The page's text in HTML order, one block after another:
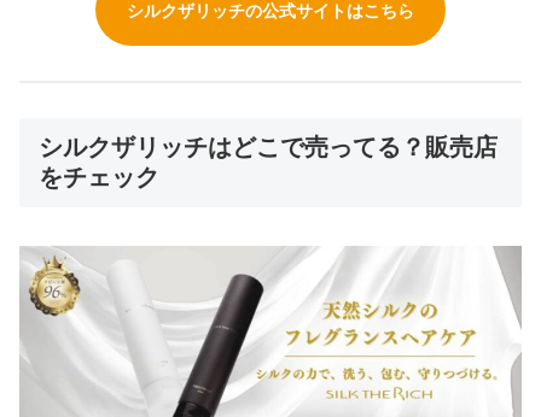
シルクザリッチの公式サイトはこちら
シルクザリッチはどこで売ってる？販売店
をチェック